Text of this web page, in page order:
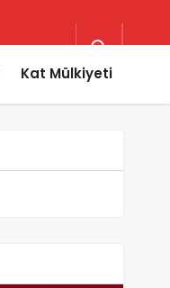
Kat Mülkiyeti